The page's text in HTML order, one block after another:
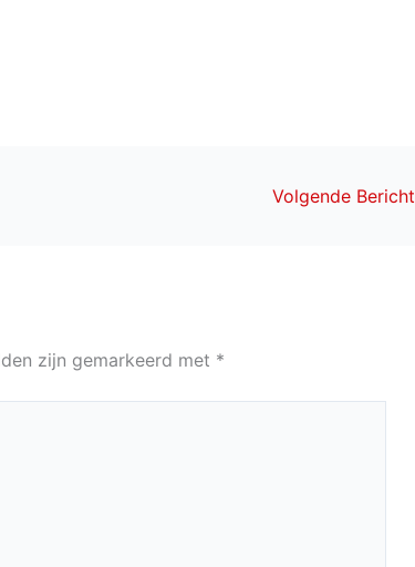
Volgende Bericht
zijn gemarkeerd met *